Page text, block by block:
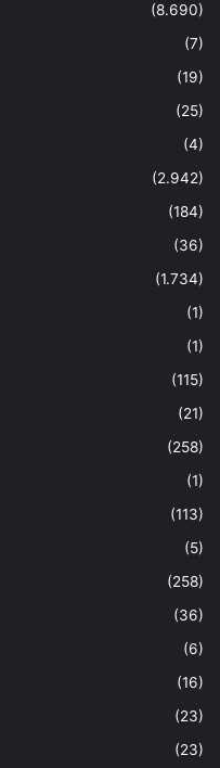
(8.690)
(7)
(19)
(25)
(4)
(2.942)
(184)
(36)
(1.734)
(1)
(1)
(115)
(21)
(258)
(1)
(113)
(5)
(258)
(36)
(6)
(16)
(23)
(23)